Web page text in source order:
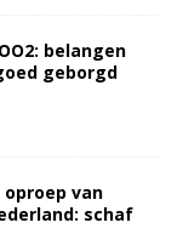
belangen
geborgd
van
schaf